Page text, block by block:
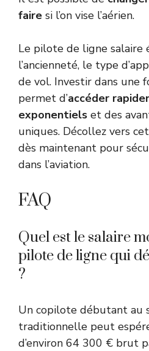
faire si l’on vise l’aérien.
Le pilote de ligne salaire
l’ancienneté, le type
de vol. Investir dans une
permet d’accéder
exponentiels et des
uniques. Décollez vers
dès maintenant pour
dans l’aviation.
FAQ
Quel est le salaire
pilote de ligne qui
?
Un copilote débutant au
traditionnelle peut
d’environ 64 300 € brut